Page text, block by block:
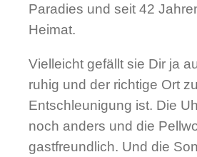
Paradies und seit 42
Heimat.
Vielleicht gefällt sie Dir ja
ruhig und der richtige Ort
Entschleunigung ist. Die
noch anders und die
gastfreundlich. Und die